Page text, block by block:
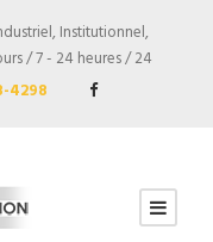
Institutionnel,
/ 7 - 24 heures / 24
4298